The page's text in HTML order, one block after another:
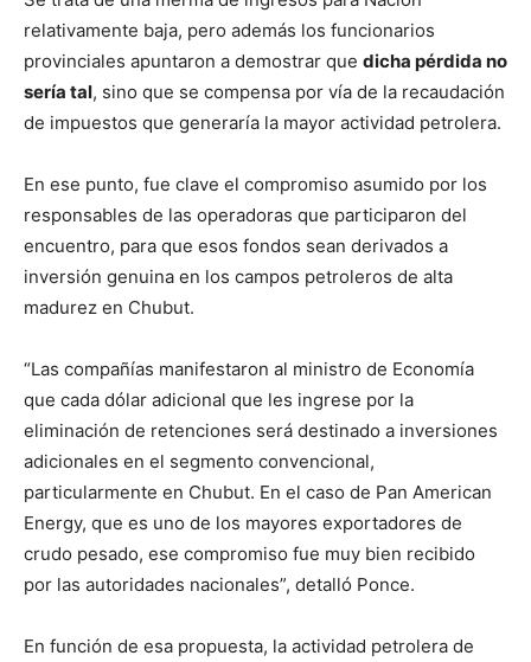
relativamente baja, pero además los funcionarios
provinciales apuntaron a demostrar que dicha pérdida no
sería tal, sino que se compensa por vía de la recaudación
de impuestos que generaría la mayor actividad petrolera.
En ese punto, fue clave el compromiso asumido por los
responsables de las operadoras que participaron del
encuentro, para que esos fondos sean derivados a
inversión genuina en los campos petroleros de alta
madurez en Chubut.
“Las compañías manifestaron al ministro de Economía
que cada dólar adicional que les ingrese por la
eliminación de retenciones será destinado a inversiones
adicionales en el segmento convencional,
particularmente en Chubut. En el caso de Pan American
Energy, que es uno de los mayores exportadores de
crudo pesado, ese compromiso fue muy bien recibido
por las autoridades nacionales”, detalló Ponce.
En función de esa propuesta, la actividad petrolera de